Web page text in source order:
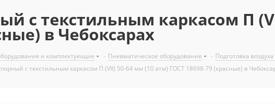
с текстильным каркасом П
в Чебоксарах
и комплектующие - Пневматическое оборудование - Подготовка
с текстильным каркасом П (VII) 50-64 мм (10 атм) ГОСТ 18698-79 (красные) в